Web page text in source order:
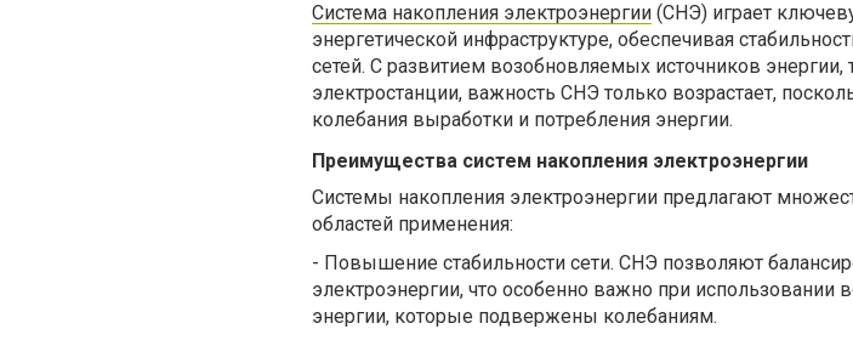
Система накопления электроэнергии (СНЭ) играет
энергетической инфраструктуре, обеспечивая
сетей. С развитием возобновляемых источников
электростанции, важность СНЭ только возрастает,
колебания выработки и потребления энергии.
Преимущества систем накопления электроэнергии
Системы накопления электроэнергии предлагают
областей применения:
- Повышение стабильности сети. СНЭ позволяют
электроэнергии, что особенно важно при использовании
энергии, которые подвержены колебаниям.